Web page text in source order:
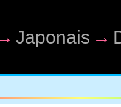
Japonais →